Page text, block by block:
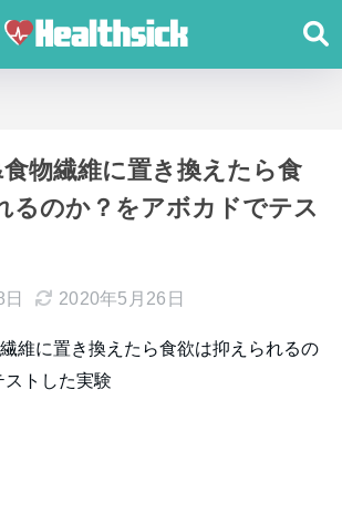
物繊維に置き換えたら食
るのか？をアボカドでテス
2020年5月26日